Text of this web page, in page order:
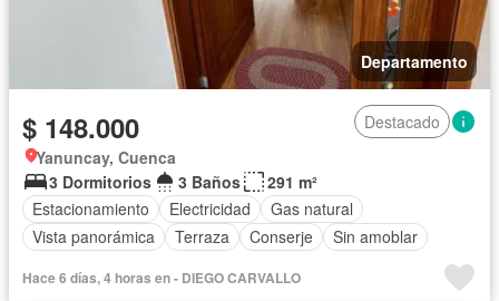
Departamento
$ 148.000
Destacado
Yanuncay, Cuenca
3 Dormitorios
3 Baños
291 m²
Estacionamiento
Electricidad
Gas natural
Vista panorámica
Terraza Conserje Sin amoblar
Hace 6 días, 4 horas en - DIEGO CARVALLO